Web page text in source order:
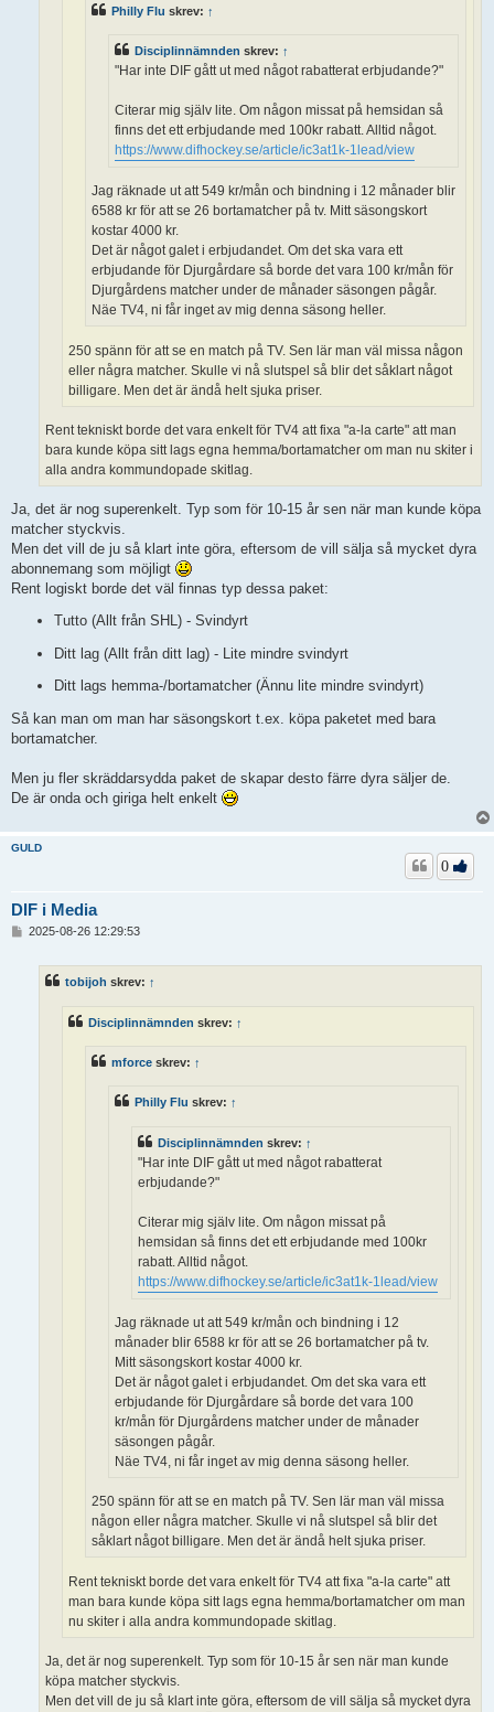
Philly Flu skrev: ↑
Disciplinnämnden skrev: ↑
"Har inte DIF gått ut med något rabatterat erbjudande?"
Citerar mig själv lite. Om någon missat på hemsidan så
finns det ett erbjudande med 100kr rabatt. Alltid något.
https://www.difhockey.se/article/ic3at1k-1lead/view
Jag räknade ut att 549 kr/mån och bindning i 12 månader blir
6588 kr för att se 26 bortamatcher på tv. Mitt säsongskort
kostar 4000 kr.
Det är något galet i erbjudandet. Om det ska vara ett
erbjudande för Djurgårdare så borde det vara 100 kr/mån för
Djurgårdens matcher under de månader säsongen pågår.
Näe TV4, ni får inget av mig denna säsong heller.
250 spänn för att se en match på TV. Sen lär man väl missa någon
eller några matcher. Skulle vi nå slutspel så blir det såklart något
billigare. Men det är ändå helt sjuka priser.
Rent tekniskt borde det vara enkelt för TV4 att fixa "a-la carte" att man
bara kunde köpa sitt lags egna hemma/bortamatcher om man nu skiter i
alla andra kommundopade skitlag.
Ja, det är nog superenkelt. Typ som för 10-15 år sen när man kunde köpa
matcher styckvis.
Men det vill de ju så klart inte göra, eftersom de vill sälja så mycket dyra
abonnemang som möjligt
Rent logiskt borde det väl finnas typ dessa paket:
Tutto (Allt från SHL) - Svindyrt
Ditt lag (Allt från ditt lag) - Lite mindre svindyrt
Ditt lags hemma-/bortamatcher (Ännu lite mindre svindyrt)
Så kan man om man har säsongskort t.ex. köpa paketet med bara
bortamatcher.
Men ju fler skräddarsydda paket de skapar desto färre dyra säljer de.
De är onda och giriga helt enkelt
GULD
DIF i Media
0
2025-08-26 12:29:53
tobijoh skrev: ↑
Disciplinnämnden skrev: ↑
mforce skrev: ↑
Philly Flu skrev: ↑
Disciplinnämnden skrev: ↑
"Har inte DIF gått ut med något rabatterat
erbjudande?"
Citerar mig själv lite. Om någon missat på
hemsidan så finns det ett erbjudande med 100kr
rabatt. Alltid något.
https://www.difhockey.se/article/ic3at1k-1lead/view
Jag räknade ut att 549 kr/mån och bindning i 12
månader blir 6588 kr för att se 26 bortamatcher på tv.
Mitt säsongskort kostar 4000 kr.
Det är något galet i erbjudandet. Om det ska vara ett
erbjudande för Djurgårdare så borde det vara 100
kr/mån för Djurgårdens matcher under de månader
säsongen pågår.
Näe TV4, ni får inget av mig denna säsong heller.
250 spänn för att se en match på TV. Sen lär man väl missa
någon eller några matcher. Skulle vi nå slutspel så blir det
såklart något billigare. Men det är ändå helt sjuka priser.
Rent tekniskt borde det vara enkelt för TV4 att fixa "a-la carte" att
man bara kunde köpa sitt lags egna hemma/bortamatcher om man
nu skiter i alla andra kommundopade skitlag.
Ja, det är nog superenkelt. Typ som för 10-15 år sen när man kunde
köpa matcher styckvis.
Men det vill de ju så klart inte göra, eftersom de vill sälja så mycket dyra